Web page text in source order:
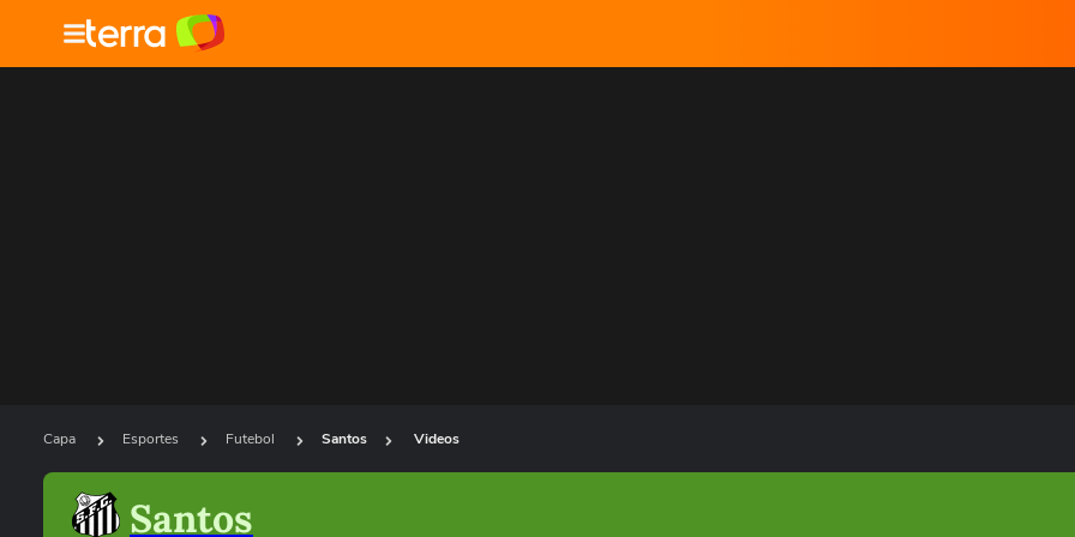
Capa Esportes Futebol Santos Videos
Santos